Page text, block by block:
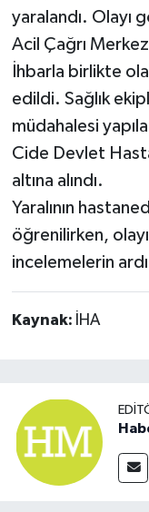
yaralandı. Olayı
Acil Çağrı
İhbarla birlikte
edildi. Sağlık
müdahalesi
Cide Devlet
altına alındı.
Yaralının
öğrenilirken,
incelemelerin
Kaynak: İHA